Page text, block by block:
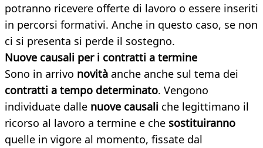
potranno ricevere offerte di lavoro o essere inseriti
in percorsi formativi. Anche in questo caso, se non
ci si presenta si perde il sostegno.
Nuove causali per i contratti a termine
Sono in arrivo novità anche anche sul tema dei
contratti a tempo determinato. Vengono
individuate dalle nuove causali che legittimano il
ricorso al lavoro a termine e che sostituiranno
quelle in vigore al momento, fissate dal